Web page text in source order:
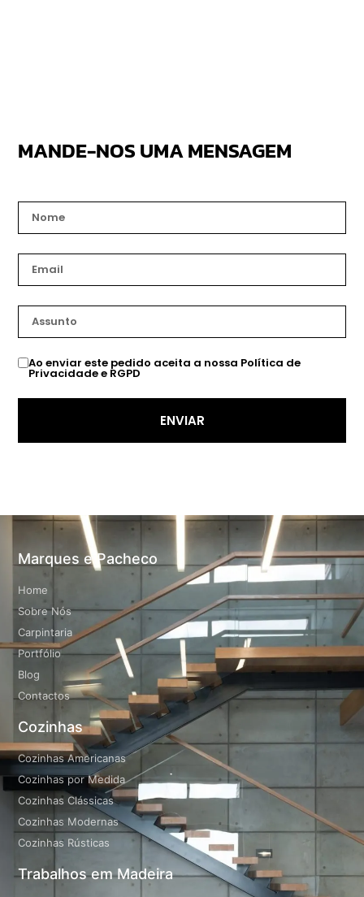
MANDE-NOS UMA MENSAGEM
Ao enviar este pedido aceita a nossa Política de
Privacidade e RGPD
ENVIAR
Marques e Pacheco
Home
Sobre Nós
Carpintaria
Portfólio
Blog
Contactos
Cozinhas
Cozinhas Americanas
Cozinhas por Medida
Cozinhas Clássicas
Cozinhas Modernas
Cozinhas Rústicas
Trabalhos em Madeira